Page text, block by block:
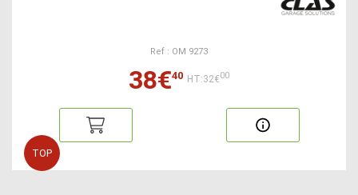
Ref : OM 9273
38€40 HT:32€00
TOP